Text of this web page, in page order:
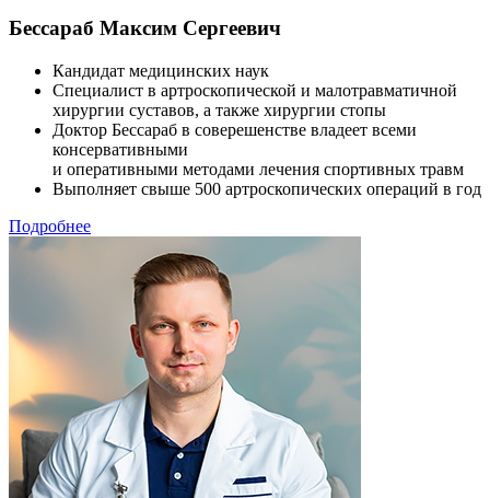
Бессараб Максим Сергеевич
Кандидат медицинских наук
Специалист в артроскопической и малотравматичной
хирургии суставов, а также хирургии стопы
Доктор Бессараб в соверешенстве владеет всеми
консервативными
и оперативными методами лечения спортивных травм
Выполняет свыше 500 артроскопических операций в год
Подробнее